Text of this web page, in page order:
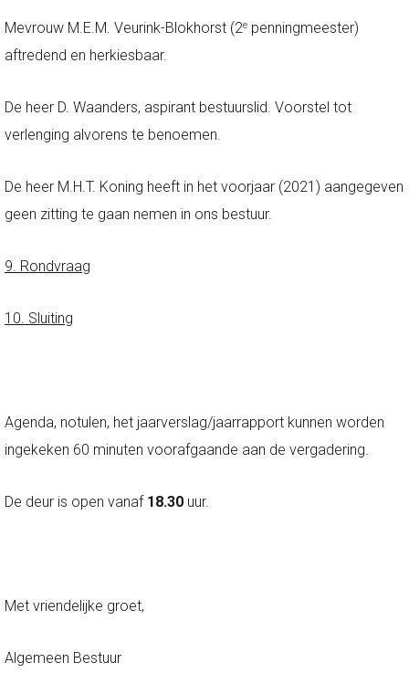
Mevrouw M.E.M. Veurink-Blokhorst (2e penningmeester)
aftredend en herkiesbaar.
De heer D. Waanders, aspirant bestuurslid. Voorstel tot
verlenging alvorens te benoemen.
De heer M.H.T. Koning heeft in het voorjaar (2021) aangegeven
geen zitting te gaan nemen in ons bestuur.
9. Rondvraag
10. Sluiting
Agenda, notulen, het jaarverslag/jaarrapport kunnen worden
ingekeken 60 minuten voorafgaande aan de vergadering.
De deur is open vanaf 18.30 uur.
Met vriendelijke groet,
Algemeen Bestuur